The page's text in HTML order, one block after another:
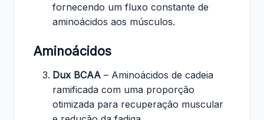
fornecendo um fluxo constante de
aminoácidos aos músculos.
Aminoácidos
Dux BCAA – Aminoácidos de cadeia
ramificada com uma proporção
otimizada para recuperação muscular